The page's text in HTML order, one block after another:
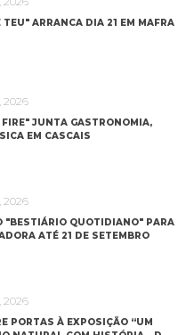
TEU" ARRANCA DIA 21 EM MAFRA
2026
FIRE" JUNTA GASTRONOMIA,
EM CASCAIS
2026
"BESTIÁRIO QUOTIDIANO" PARA
ATÉ 21 DE SETEMBRO
2026
PORTAS À EXPOSIÇÃO “UM